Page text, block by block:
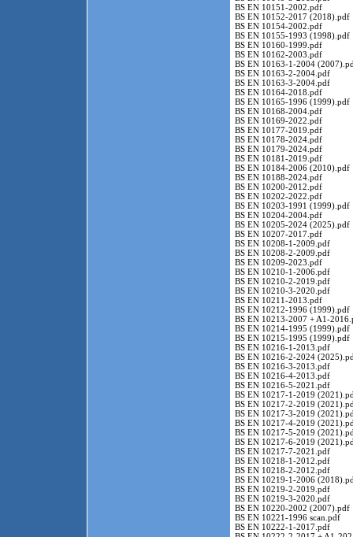
BS EN 10151-2002.pdf
BS EN 10152-2017 (2018).pdf
BS EN 10154-2002.pdf
BS EN 10155-1993 (1998).pdf
BS EN 10160-1999.pdf
BS EN 10162-2003.pdf
BS EN 10163-1-2004
BS EN 10163-2-2004.pdf
BS EN 10163-3-2004.pdf
BS EN 10164-2018.pdf
BS EN 10165-1996 (1999).pdf
BS EN 10168-2004.pdf
BS EN 10169-2022.pdf
BS EN 10177-2019.pdf
BS EN 10178-2024.pdf
BS EN 10179-2024.pdf
BS EN 10181-2019.pdf
BS EN 10184-2006 (2010).pdf
BS EN 10188-2024.pdf
BS EN 10200-2012.pdf
BS EN 10202-2022.pdf
BS EN 10203-1991 (1999).pdf
BS EN 10204-2004.pdf
BS EN 10205-2024 (2025).pdf
BS EN 10207-2017.pdf
BS EN 10208-1-2009.pdf
BS EN 10208-2-2009.pdf
BS EN 10209-2023.pdf
BS EN 10210-1-2006.pdf
BS EN 10210-2-2019.pdf
BS EN 10210-3-2020.pdf
BS EN 10211-2013.pdf
BS EN 10212-1996 (1999).pdf
BS EN 10213-2007 + A1-
BS EN 10214-1995 (1999).pdf
BS EN 10215-1995 (1999).pdf
BS EN 10216-1-2013.pdf
BS EN 10216-2-2024
BS EN 10216-3-2013.pdf
BS EN 10216-4-2013.pdf
BS EN 10216-5-2021.pdf
BS EN 10217-1-2019
BS EN 10217-2-2019
BS EN 10217-3-2019
BS EN 10217-4-2019
BS EN 10217-5-2019
BS EN 10217-6-2019
BS EN 10217-7-2021.pdf
BS EN 10218-1-2012.pdf
BS EN 10218-2-2012.pdf
BS EN 10219-1-2006
BS EN 10219-2-2019.pdf
BS EN 10219-3-2020.pdf
BS EN 10220-2002 (2007).pdf
BS EN 10221-1996 scan.pdf
BS EN 10222-1-2017.pdf